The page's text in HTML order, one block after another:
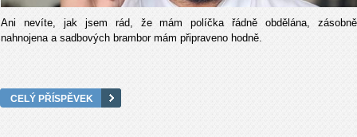
Ani nevíte, jak jsem rád, že mám políčka řádně obdělána, zásobně
nahnojena a sadbových brambor mám připraveno hodně.
CELÝ PŘÍSPĚVEK